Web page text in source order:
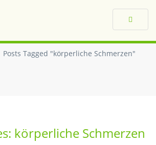
Toggle
Posts Tagged "körperliche Schmerzen"
körperliche Schmerzen